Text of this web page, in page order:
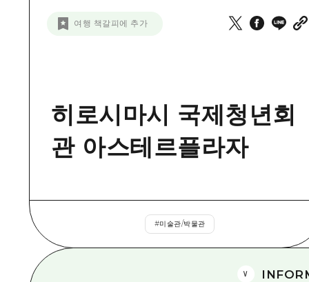
아트
여행 책갈피에 추가
히로시마시 국제청년회
관 아스테르플라자
#미술관/박물관